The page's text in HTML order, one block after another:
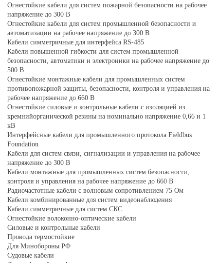
Огнестойкие кабели для систем пожарной безопасности на рабочее
напряжение до 300 В
Огнестойкие кабели для систем промышленной безопасности и
автоматизации на рабочее напряжение до 300 В
Кабели симметричные для интерфейса RS-485
Кабели повышенной гибкости для систем промышленной
безопасности, автоматики и электроники на рабочее напряжение до
500 В
Огнестойкие монтажные кабели для промышленных систем
противопожарной защиты, безопасности, контроля и управления на
рабочее напряжение до 660 В
Огнестойкие силовые и контрольные кабели с изоляцией из
кремнийорганической резины на номинально напряжение 0,66 и 1
кВ
Интерфейсные кабели для промышленного протокола Fieldbus
Foundation
Кабели для систем связи, сигнализации и управления на рабочее
напряжение до 300 В
Кабели монтажные для промышленных систем безопасности,
контроля и управления на рабочее напряжение до 660 В
Радиочастотные кабели с волновым сопротивлением 75 Ом
Кабели комбинированные для систем видеонаблюдения
Кабели симметричные для систем СКС
Огнестойкие волоконно-оптические кабели
Силовые и контрольные кабели
Провода термостойкие
Для Минобороны РФ
Судовые кабели